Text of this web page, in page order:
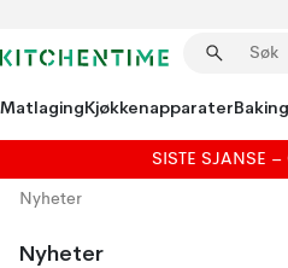
MatlagingKjøkkenapparaterBaking
SISTE SJANSE
Nyheter
Nyheter